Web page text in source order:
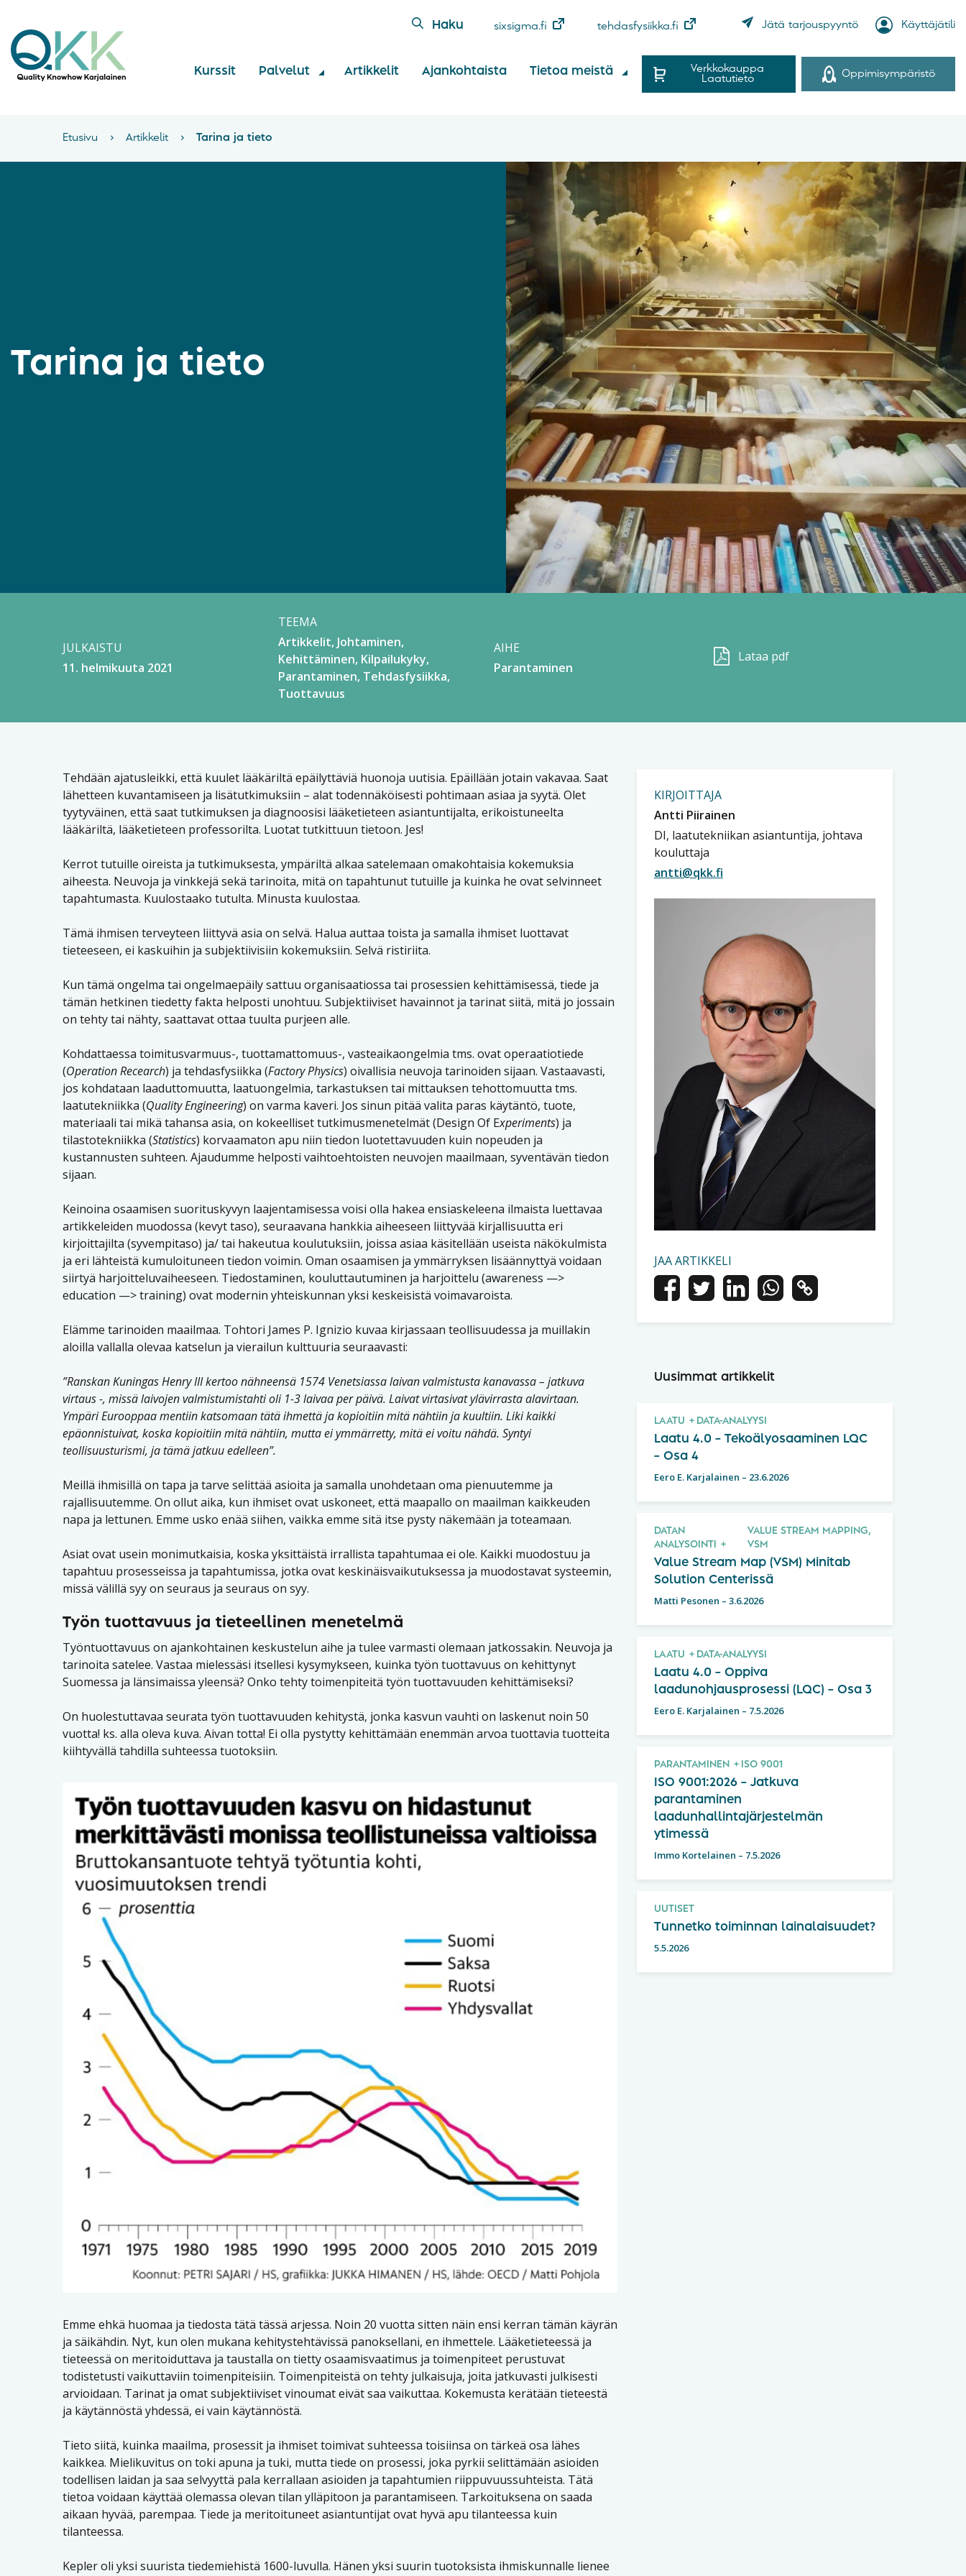
Haku sixsigma.fi tehdasfysiikka.fi Jätä tarjouspyyntö Käyttäjätili
Kurssit Palvelut Artikkelit Ajankohtaista Tietoa meistä
Verkkokauppa
Laatutieto
Oppimisympäristö
Etusivu › Artikkelit › Tarina ja tieto
Tarina ja tieto
JULKAISTU
11. helmikuuta 2021
TEEMA
Artikkelit Johtaminen
Kehittäminen Kilpailukyky
Parantaminen Tehdasfysiikka
Tuottavuus
AIHE
Parantaminen
Lataa pdf
Tehdään ajatusleikki, että kuulet lääkäriltä epäilyttäviä huonoja uutisia. Epäillään jotain vakavaa. Saat
lähetteen kuvantamiseen ja lisätutkimuksiin – alat todennäköisesti pohtimaan asiaa ja syytä. Olet
tyytyväinen, että saat tutkimuksen ja diagnoosisi lääketieteen asiantuntijalta, erikoistuneelta
lääkäriltä, lääketieteen professorilta. Luotat tutkittuun tietoon. Jes!
Kerrot tutuille oireista ja tutkimuksesta, ympäriltä alkaa satelemaan omakohtaisia kokemuksia
aiheesta. Neuvoja ja vinkkejä sekä tarinoita, mitä on tapahtunut tutuille ja kuinka he ovat selvinneet
tapahtumasta. Kuulostaako tutulta. Minusta kuulostaa.
Tämä ihmisen terveyteen liittyvä asia on selvä. Halua auttaa toista ja samalla ihmiset luottavat
tieteeseen, ei kaskuihin ja subjektiivisiin kokemuksiin. Selvä ristiriita.
Kun tämä ongelma tai ongelmaepäily sattuu organisaatiossa tai prosessien kehittämisessä, tiede ja
tämän hetkinen tiedetty fakta helposti unohtuu. Subjektiiviset havainnot ja tarinat siitä, mitä jo jossain
on tehty tai nähty, saattavat ottaa tuulta purjeen alle.
Kohdattaessa toimitusvarmuus-, tuottamattomuus-, vasteaikaongelmia tms. ovat operaatiotiede
(Operation Recearch) ja tehdasfysiikka (Factory Physics) oivallisia neuvoja tarinoiden sijaan. Vastaavasti,
jos kohdataan laaduttomuutta, laatuongelmia, tarkastuksen tai mittauksen tehottomuutta tms.
laatutekniikka (Quality Engineering) on varma kaveri. Jos sinun pitää valita paras käytäntö, tuote,
materiaali tai mikä tahansa asia, on kokeelliset tutkimusmenetelmät (Design Of Experiments) ja
tilastotekniikka (Statistics) korvaamaton apu niin tiedon luotettavuuden kuin nopeuden ja
kustannusten suhteen. Ajaudumme helposti vaihtoehtoisten neuvojen maailmaan, syventävän tiedon
sijaan.
Keinoina osaamisen suorituskyvyn laajentamisessa voisi olla hakea ensiaskeleena ilmaista luettavaa
artikkeleiden muodossa (kevyt taso), seuraavana hankkia aiheeseen liittyvää kirjallisuutta eri
kirjoittajilta (syvempitaso) ja/ tai hakeutua koulutuksiin, joissa asiaa käsitellään useista näkökulmista
ja eri lähteistä kumuloituneen tiedon voimin. Oman osaamisen ja ymmärryksen lisäännyttyä voidaan
siirtyä harjoitteluvaiheeseen. Tiedostaminen, kouluttautuminen ja harjoittelu (awareness —>
education —> training) ovat modernin yhteiskunnan yksi keskeisistä voimavaroista.
Elämme tarinoiden maailmaa. Tohtori James P. Ignizio kuvaa kirjassaan teollisuudessa ja muillakin
aloilla vallalla olevaa katselun ja vierailun kulttuuria seuraavasti:
”Ranskan Kuningas Henry III kertoo nähneensä 1574 Venetsiassa laivan valmistusta kanavassa – jatkuva
virtaus -, missä laivojen valmistumistahti oli 1-3 laivaa per päivä. Laivat virtasivat ylävirrasta alavirtaan.
Ympäri Eurooppaa mentiin katsomaan tätä ihmettä ja kopioitiin mitä nähtiin ja kuultiin. Liki kaikki
epäonnistuivat, koska kopioitiin mitä nähtiin, mutta ei ymmärretty, mitä ei voitu nähdä. Syntyi
teollisuusturismi, ja tämä jatkuu edelleen”.
Meillä ihmisillä on tapa ja tarve selittää asioita ja samalla unohdetaan oma pienuutemme ja
rajallisuutemme. On ollut aika, kun ihmiset ovat uskoneet, että maapallo on maailman kaikkeuden
napa ja lettunen. Emme usko enää siihen, vaikka emme sitä itse pysty näkemään ja toteamaan.
Asiat ovat usein monimutkaisia, koska yksittäistä irrallista tapahtumaa ei ole. Kaikki muodostuu ja
tapahtuu prosesseissa ja tapahtumissa, jotka ovat keskinäisvaikutuksessa ja muodostavat systeemin,
missä välillä syy on seuraus ja seuraus on syy.
Työn tuottavuus ja tieteellinen menetelmä
Työntuottavuus on ajankohtainen keskustelun aihe ja tulee varmasti olemaan jatkossakin. Neuvoja ja
tarinoita satelee. Vastaa mielessäsi itsellesi kysymykseen, kuinka työn tuottavuus on kehittynyt
Suomessa ja länsimaissa yleensä? Onko tehty toimenpiteitä työn tuottavuuden kehittämiseksi?
On huolestuttavaa seurata työn tuottavuuden kehitystä, jonka kasvun vauhti on laskenut noin 50
vuotta! ks. alla oleva kuva. Aivan totta! Ei olla pystytty kehittämään enemmän arvoa tuottavia tuotteita
kiihtyvällä tahdilla suhteessa tuotoksiin.
Emme ehkä huomaa ja tiedosta tätä tässä arjessa. Noin 20 vuotta sitten näin ensi kerran tämän käyrän
ja säikähdin. Nyt, kun olen mukana kehitystehtävissä panoksellani, en ihmettele. Lääketieteessä ja
tieteessä on meritoiduttava ja taustalla on tietty osaamisvaatimus ja toimenpiteet perustuvat
todistetusti vaikuttaviin toimenpiteisiin. Toimenpiteistä on tehty julkaisuja, joita jatkuvasti julkisesti
arvioidaan. Tarinat ja omat subjektiiviset vinoumat eivät saa vaikuttaa. Kokemusta kerätään tieteestä
ja käytännöstä yhdessä, ei vain käytännöstä.
Tieto siitä, kuinka maailma, prosessit ja ihmiset toimivat suhteessa toisiinsa on tärkeä osa lähes
kaikkea. Mielikuvitus on toki apuna ja tuki, mutta tiede on prosessi, joka pyrkii selittämään asioiden
todellisen laidan ja saa selvyyttä pala kerrallaan asioiden ja tapahtumien riippuvuussuhteista. Tätä
tietoa voidaan käyttää olemassa olevan tilan ylläpitoon ja parantamiseen. Tarkoituksena on saada
aikaan hyvää, parempaa. Tiede ja meritoituneet asiantuntijat ovat hyvä apu tilanteessa kuin
tilanteessa.
Kepler oli yksi suurista tiedemiehistä 1600-luvulla. Hänen yksi suurin tuotoksista ihmiskunnalle lienee
KIRJOITTAJA
Antti Piirainen
DI, laatutekniikan asiantuntija, johtava
kouluttaja
antti@qkk.fi
JAA ARTIKKELI
Uusimmat artikkelit
LAATU DATA-ANALYYSI
Laatu 4.0 – Tekoälyosaaminen LQC
– Osa 4
Eero E. Karjalainen – 23.6.2026
DATAN
ANALYSOINTI
VALUE STREAM MAPPING,
VSM
Value Stream Map (VSM) Minitab
Solution Centerissä
Matti Pesonen – 3.6.2026
LAATU DATA-ANALYYSI
Laatu 4.0 – Oppiva
laadunohjausprosessi (LQC) – Osa 3
Eero E. Karjalainen – 7.5.2026
PARANTAMINEN ISO 9001
ISO 9001:2026 – Jatkuva
parantaminen
laadunhallintajärjestelmän
ytimessä
Immo Kortelainen – 7.5.2026
UUTISET
Tunnetko toiminnan lainalaisuudet?
5.5.2026